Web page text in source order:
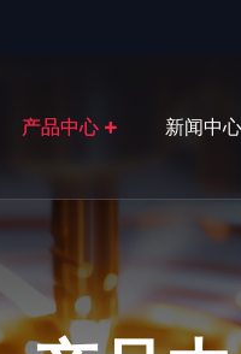
产品中心 新闻中心